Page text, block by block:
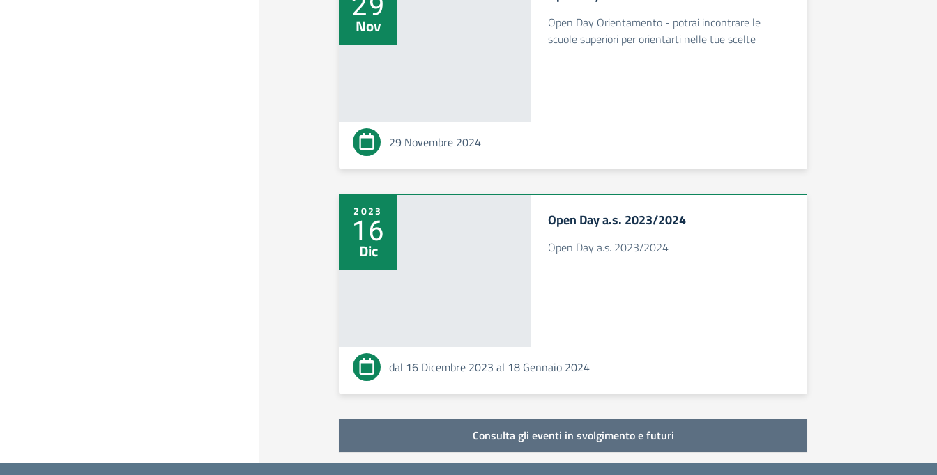
Nov
Open Day Orientamento - potrai incontrare le
scuole superiori per orientarti nelle tue scelte
29 Novembre 2024
2023
16
Dic
Open Day a.s. 2023/2024
Open Day a.s. 2023/2024
dal 16 Dicembre 2023 al 18 Gennaio 2024
Consulta gli eventi in svolgimento e futuri